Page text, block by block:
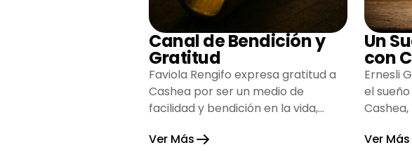
Canal de Bendición y
Gratitud
Faviola Rengifo expresa gratitud a
Cashea por ser un medio de
facilidad y bendición en la vida,
esperanza.
Ver Más
Un
con
Ernesli
el
alegría
Ver Más